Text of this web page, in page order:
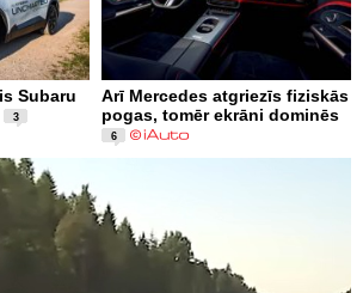
Subaru
3
Arī Mercedes atgriezīs fiziskās
pogas, tomēr ekrāni dominēs
6